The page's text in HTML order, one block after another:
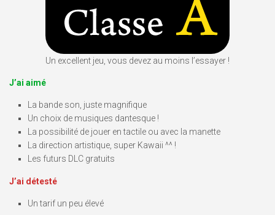
Un excellent jeu, vous devez au moins l’essayer !
J’ai aimé
La bande son, juste magnifique
Un choix de musiques dantesque !
La possibilité de jouer en tactile ou avec la manette
La direction artistique, super Kawaii ^^ !
Les futurs DLC gratuits
J’ai détesté
Un tarif un peu élevé